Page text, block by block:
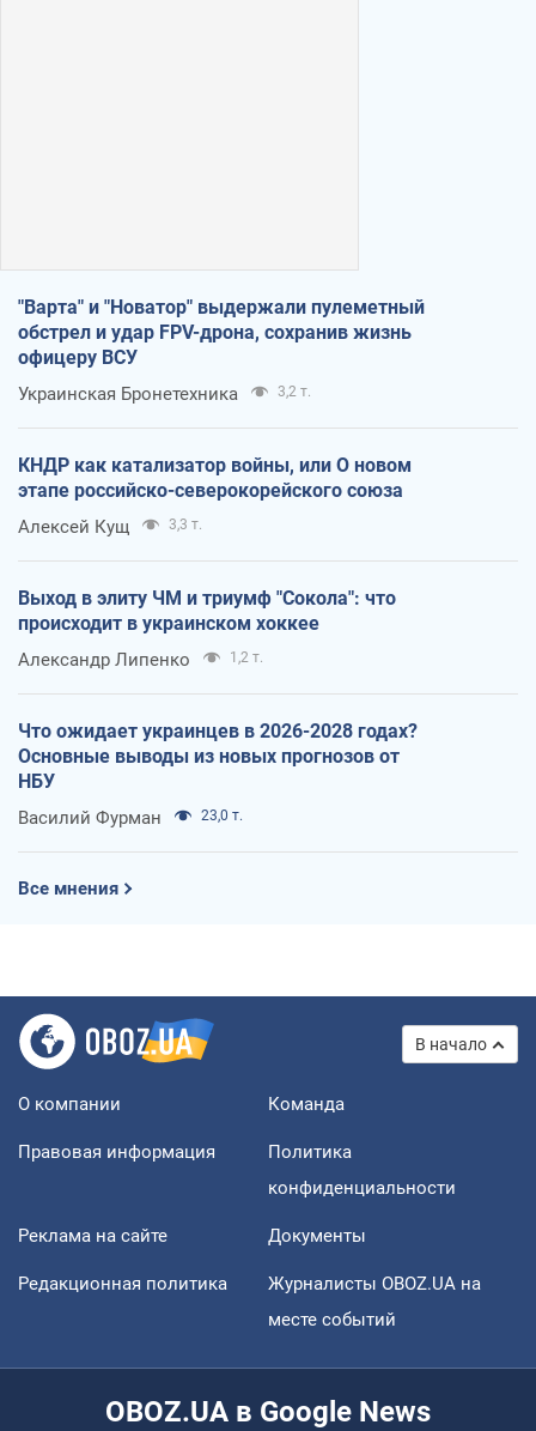
"Варта" и "Новатор" выдержали пулеметный
обстрел и удар FPV-дрона, сохранив жизнь
офицеру ВСУ
Украинская Бронетехника 3,2 т.
КНДР как катализатор войны, или О новом
этапе российско-северокорейского союза
Алексей Кущ 3,3 т.
Выход в элиту ЧМ и триумф "Сокола": что
происходит в украинском хоккее
Александр Липенко 1,2 т.
Что ожидает украинцев в 2026-2028 годах?
Основные выводы из новых прогнозов от
НБУ
Василий Фурман 23,0 т.
Все мнения
В начало
О компании Команда
Правовая информация
Политика
конфиденциальности
Реклама на сайте Документы
Редакционная политика
Журналисты OBOZ.UA на
месте событий
OBOZ.UA в Google News